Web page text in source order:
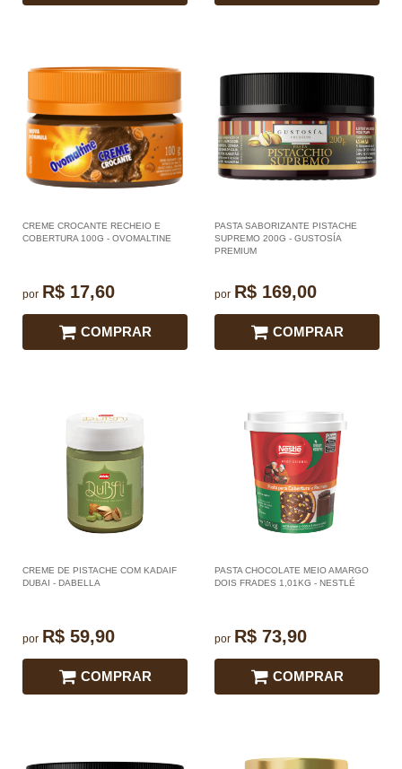
CREME CROCANTE RECHEIO E
COBERTURA 100G - OVOMALTINE
por R$ 17,60
COMPRAR
PASTA SABORIZANTE PISTACHE
SUPREMO 200G - GUSTOSÍA
PREMIUM
por R$ 169,00
COMPRAR
CREME DE PISTACHE COM KADAIF
DUBAI - DABELLA
por R$ 59,90
COMPRAR
PASTA CHOCOLATE MEIO AMARGO
DOIS FRADES 1,01KG - NESTLÉ
por R$ 73,90
COMPRAR